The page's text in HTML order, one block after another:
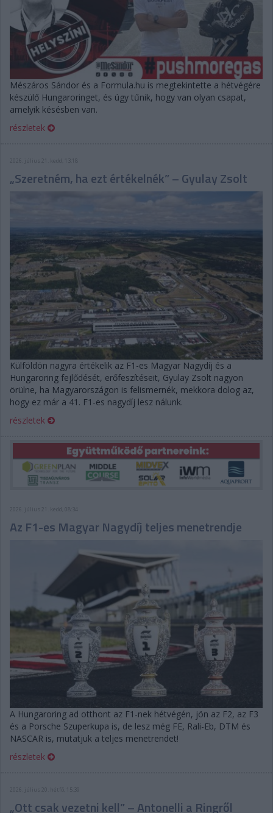
Mészáros Sándor és a Formula.hu is megtekintette a hétvégére
készülő Hungaroringet, és úgy tűnik, hogy van olyan csapat,
amelyik késésben van.
részletek
„Szeretném, ha ezt értékelnék” – Gyulay Zsolt
Külföldön nagyra értékelik az F1-es Magyar Nagydíj és a
Hungaroring fejlődését, erőfeszítéseit, Gyulay Zsolt nagyon
örülne, ha Magyarországon is felismernék, mekkora dolog az,
hogy ez már a 41. F1-es nagydíj lesz nálunk.
részletek
2026. július 21. kedd, 08:34
Az F1-es Magyar Nagydíj teljes menetrendje
A Hungaroring ad otthont az F1-nek hétvégén, jön az F2, az F3
és a Porsche Szuperkupa is, de lesz még FE, Rali-Eb, DTM és
NASCAR is, mutatjuk a teljes menetrendet!
részletek
2026. július 20. hétfő, 15:39
„Ott csak vezetni kell” – Antonelli a Ringről